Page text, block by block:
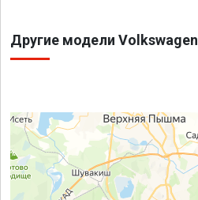
Другие модели Volkswagen